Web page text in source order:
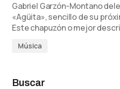
Gabriel Garzón-Montano
«Agüita», sencillo de su
Este chapuzón o mejor
Música
Buscar